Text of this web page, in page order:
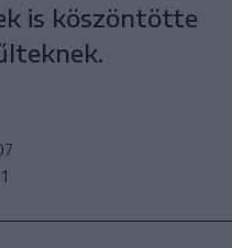
is köszöntötte